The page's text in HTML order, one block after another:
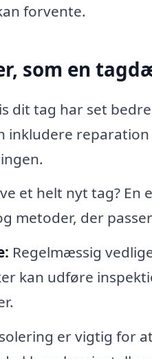
forvente.
som en
dit tag har set
inkludere
et helt nyt tag?
metoder, der
Regelmæssig
kan udføre
er vigtig for